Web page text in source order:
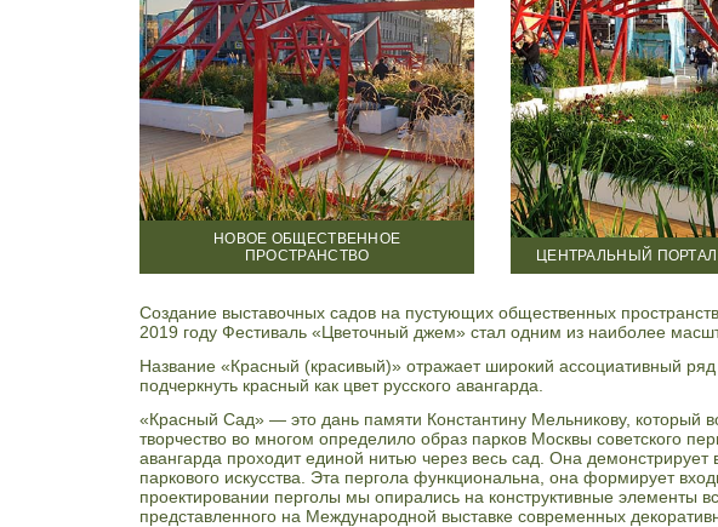
НОВОЕ ОБЩЕСТВЕННОЕ
ПРОСТРАНСТВО
ЦЕНТРАЛЬНЫЙ
Создание выставочных садов на пустующих общественных
2019 году Фестиваль «Цветочный джем» стал одним из наиболее
Название «Красный (красивый)» отражает широкий ассоциативный
подчеркнуть красный как цвет русского авангарда.
«Красный Сад» — это дань памяти Константину Мельникову, который
творчество во многом определило образ парков Москвы советского
авангарда проходит единой нитью через весь сад. Она демонстрирует
паркового искусства. Эта пергола функциональна, она формирует
проектировании перголы мы опирались на конструктивные элементы
представленного на Международной выставке современных